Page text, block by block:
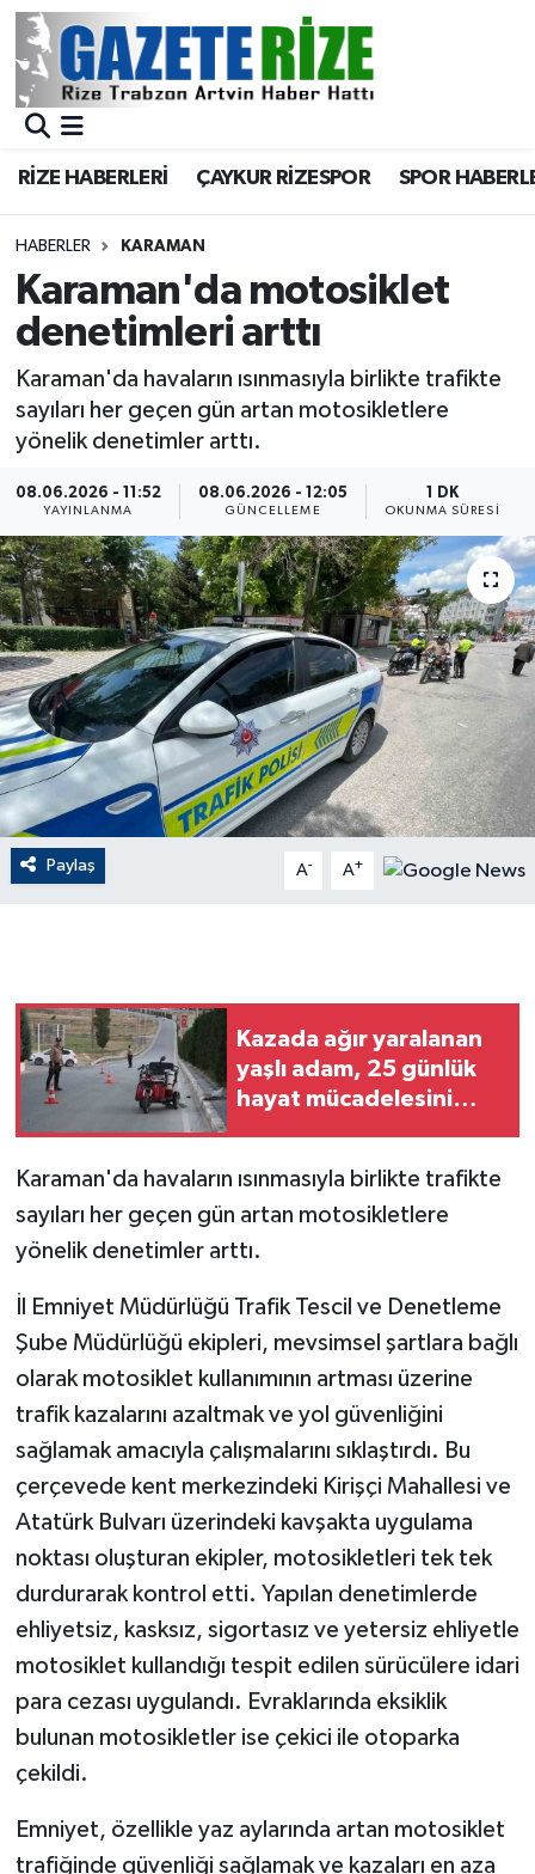
RİZE HABERLERİ ÇAYKUR RİZESPOR SPOR
HABERLER KARAMAN
Karaman'da motosiklet
denetimleri arttı
Karaman'da havaların ısınmasıyla birlikte trafikte
sayıları her geçen gün artan motosikletlere
yönelik denetimler arttı.
08.06.2026 - 11:52
YAYINLANMA
08.06.2026 - 12:05
GÜNCELLEME
1 DK
OKUNMA SÜRESI
Paylaş A- A+
Kazada ağır yaralanan
yaşlı adam, 25 günlük
hayat mücadelesini
Karaman'da havaların ısınmasıyla birlikte trafikte
sayıları her geçen gün artan motosikletlere
yönelik denetimler arttı.
İl Emniyet Müdürlüğü Trafik Tescil ve Denetleme
Şube Müdürlüğü ekipleri, mevsimsel şartlara bağlı
olarak motosiklet kullanımının artması üzerine
trafik kazalarını azaltmak ve yol güvenliğini
sağlamak amacıyla çalışmalarını sıklaştırdı. Bu
çerçevede kent merkezindeki Kirişçi Mahallesi ve
Atatürk Bulvarı üzerindeki kavşakta uygulama
noktası oluşturan ekipler, motosikletleri tek tek
durdurarak kontrol etti. Yapılan denetimlerde
ehliyetsiz, kasksız, sigortasız ve yetersiz ehliyetle
motosiklet kullandığı tespit edilen sürücülere idari
para cezası uygulandı. Evraklarında eksiklik
bulunan motosikletler ise çekici ile otoparka
çekildi.
Emniyet, özellikle yaz aylarında artan motosiklet
trafiğinde güvenliği sağlamak ve kazaları en aza
BÖLGEMİZ
Asayiş
Rize Jandarma Komutanlığı
Bilim Teknoloji
Canlı Maç
ÇEVRE
Dış Haberler
Dünya
EĞİTİM
EKONOMİ
English News
Flaş Haber
Gayrimenkul
GÜNDEM
Güvenlik
HABERDE İNSAN
İNSAN
Jandarma
Kadın
MAGAZİN
Otomobil
Sağlık
Merkez Nöbetçi Eczaneler
Merkez Trafik Yoğunluk Haritası
Süper Lig Puan Durumu ve Fikstür
Tüm Manşetler